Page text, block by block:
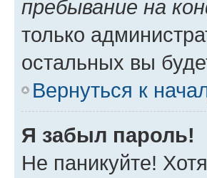
пребывание на
только
остальных вы
Вернуться к
Я забыл пароль!
Не паникуйте!